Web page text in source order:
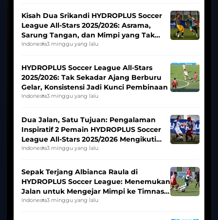
Kisah Dua Srikandi HYDROPLUS Soccer
League All-Stars 2025/2026: Asrama,
Sarung Tangan, dan Mimpi yang Tak
Pernah Padam
Indonesia3 minggu yang lalu
HYDROPLUS Soccer League All-Stars
2025/2026: Tak Sekadar Ajang Berburu
Gelar, Konsistensi Jadi Kunci Pembinaan
Indonesia3 minggu yang lalu
Dua Jalan, Satu Tujuan: Pengalaman
Inspiratif 2 Pemain HYDROPLUS Soccer
League All-Stars 2025/2026 Mengikuti
Seleksi Timnas Indonesia Putri
Indonesia3 minggu yang lalu
Sepak Terjang Albianca Raula di
HYDROPLUS Soccer League: Menemukan
Jalan untuk Mengejar Mimpi ke Timnas
Indonesia Putri
Indonesia3 minggu yang lalu